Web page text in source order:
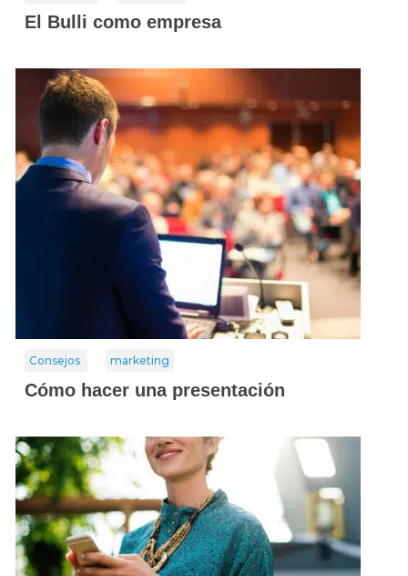
El Bulli como empresa
Consejos marketing
Cómo hacer una presentación